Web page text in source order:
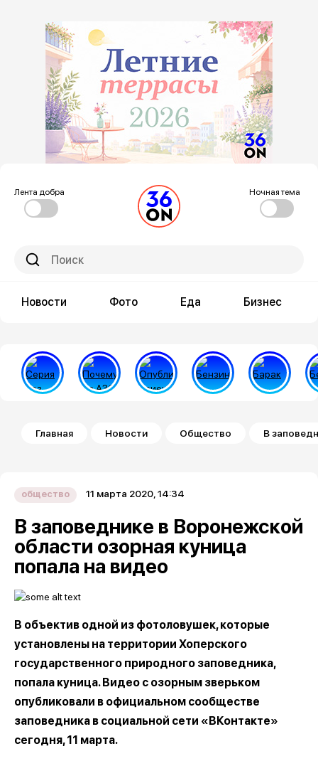
Лента добра Ночная тема
Новости Фото Еда Бизнес
Строка навигации
Главная Новости Общество В
общество 11 марта 2020, 14:34
В заповеднике в Воронежской
области озорная куница
попала на видео
В объектив одной из фотоловушек, которые
установлены на территории Хоперского
государственного природного заповедника,
попала куница. Видео с озорным зверьком
опубликовали в официальном сообществе
заповедника в социальной сети «ВКонтакте»
сегодня, 11 марта.